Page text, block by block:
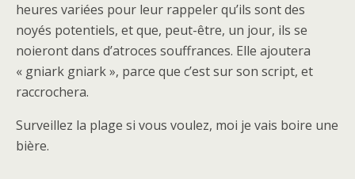
heures variées pour leur rappeler qu’ils sont des
noyés potentiels, et que, peut-être, un jour, ils se
noieront dans d’atroces souffrances. Elle ajoutera
« gniark gniark », parce que c’est sur son script, et
raccrochera.
Surveillez la plage si vous voulez, moi je vais boire une
bière.